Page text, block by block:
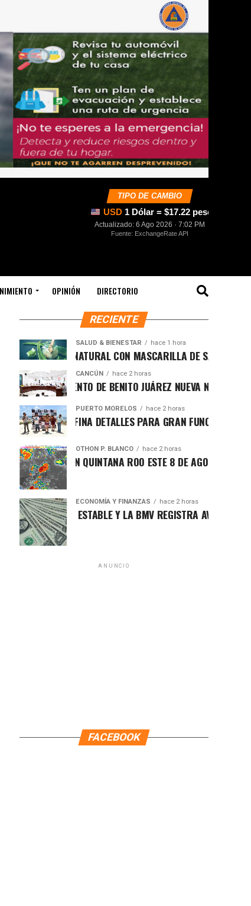
TIPO DE CAMBIO
USD 1 Dólar = $17.22 pesos
Actualizado: 6 Ago 2026 · 7:02 PM
Fuente: ExchangeRate API
OPINIÓN DIRECTORIO
RECIENTE
SALUD & BIENESTAR hace 1 hora
NATURAL CON MASCARILLA DE SÁBILA
CANCÚN hace 2 horas
AYUNTAMIENTO DE BENITO JUÁREZ NUEVA NORMATIVA
PUERTO MORELOS hace 2 horas
MORELOS AFINA DETALLES PARA GRAN FUNCIÓN DE
OTHON P. BLANCO hace 2 horas
EN QUINTANA ROO ESTE 8 DE AGOSTO
ECONOMÍA Y FINANZAS hace 2 horas
SE MANTIENE ESTABLE Y LA BMV REGISTRA AVANCE AL
ANUNCIO
FACEBOOK